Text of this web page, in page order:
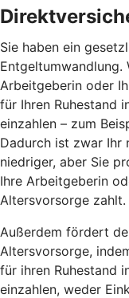
Sie haben ein
Entgeltumwandlung.
Arbeitgeberin oder
für Ihren Ruhestand
einzahlen – zum
Dadurch ist zwar Ihr
niedriger, aber Sie
Ihre Arbeitgeberin
Altersvorsorge zahlt.
Außerdem fördert
Altersvorsorge,
für ihren Ruhestand
einzahlen, weder